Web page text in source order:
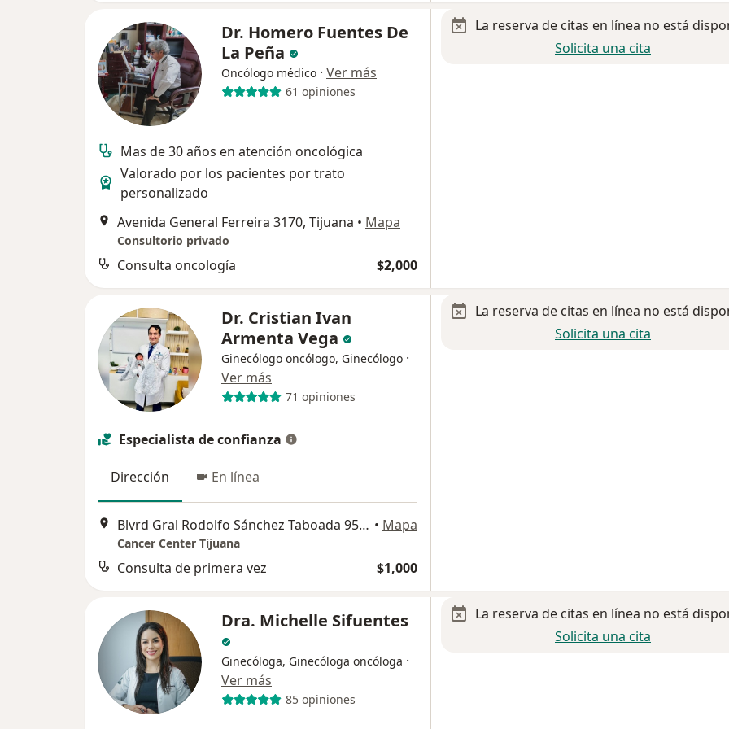
Dr. Homero Fuentes De
La Peña
Oncólogo médico · Ver más
61 opiniones
Mas de 30 años en atención oncológica
Valorado por los pacientes por trato
personalizado
Avenida General Ferreira 3170, Tijuana • Mapa
Consultorio privado
Consulta oncología $2,000
La reserva de citas en línea no está
Solicita una cita
Dr. Cristian Ivan
Armenta Vega
Ginecólogo oncólogo, Ginecólogo ·
Ver más
71 opiniones
Especialista de confianza
Dirección En línea
Blvrd Gral Rodolfo Sánchez Taboada 9589, Tijuana • Mapa
Cancer Center Tijuana
Consulta de primera vez $1,000
La reserva de citas en línea no está
Solicita una cita
Dra. Michelle Sifuentes
Ginecóloga, Ginecóloga oncóloga ·
Ver más
85 opiniones
La reserva de citas en línea no está
Solicita una cita